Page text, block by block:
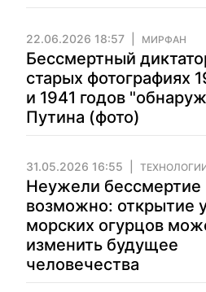
22.06.2026 18:57 МИРФАН
Бессмертный
старых фотографиях
и 1941 годов
Путина (фото)
31.05.2026 16:55
Неужели бессмертие
возможно: открытие
морских огурцов
изменить будущее
человечества